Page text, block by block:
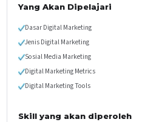
Yang Akan Dipelajari
Dasar Digital Marketing
Jenis Digital Marketing
Sosial Media Marketing
Digital Marketing Metrics
Digital Marketing Tools
Skill yang akan diperoleh